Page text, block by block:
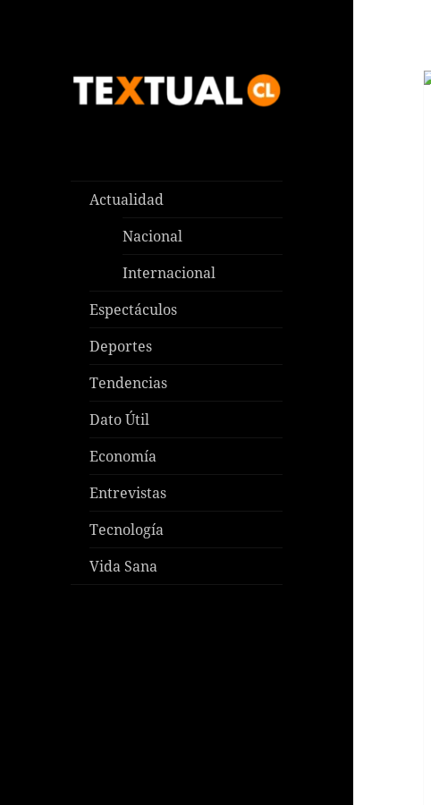
Actualidad
Nacional
Internacional
Espectáculos
Deportes
Tendencias
Dato Útil
Economía
Entrevistas
Tecnología
Vida Sana